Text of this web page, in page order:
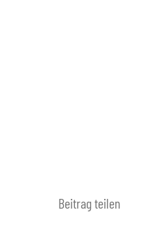
Beitrag teilen